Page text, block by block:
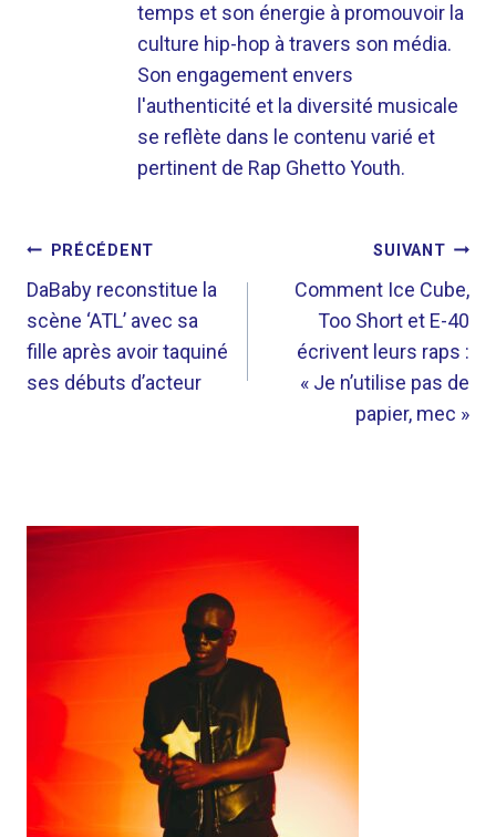
temps et son énergie à promouvoir la
culture hip-hop à travers son média.
Son engagement envers
l'authenticité et la diversité musicale
se reflète dans le contenu varié et
pertinent de Rap Ghetto Youth.
NAVIGATION
DE
L’ARTICLE
PRÉCÉDENT
DaBaby reconstitue la
scène ‘ATL’ avec sa
fille après avoir taquiné
ses débuts d’acteur
SUIVANT
Comment Ice Cube,
Too Short et E-40
écrivent leurs raps :
« Je n’utilise pas de
papier, mec »